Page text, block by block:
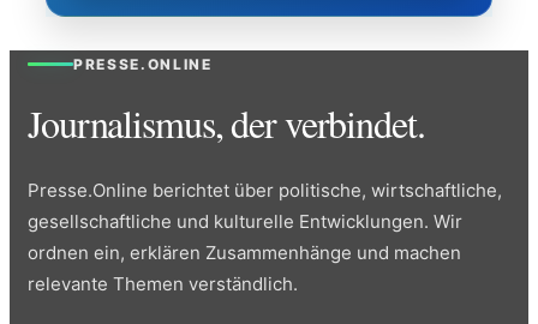
PRESSE.ONLINE
Journalismus, der verbindet.
Presse.Online berichtet über politische, wirtschaftliche,
gesellschaftliche und kulturelle Entwicklungen. Wir
ordnen ein, erklären Zusammenhänge und machen
relevante Themen verständlich.